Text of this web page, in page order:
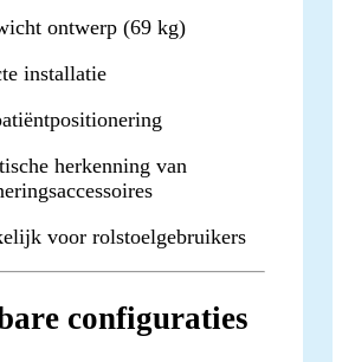
ontwerp (69 kg)
installatie
herkenning van
voor rolstoelgebruikers
configuraties